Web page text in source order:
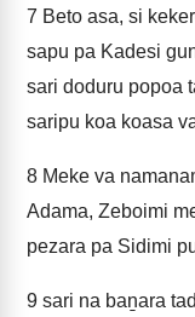
7 Beto asa, si
sapu pa Kadesi
sari doduru popoa
saripu koa koasa
8 Meke va
Adama, Zeboimi
pezara pa Sidimi
9 sari na baṉara